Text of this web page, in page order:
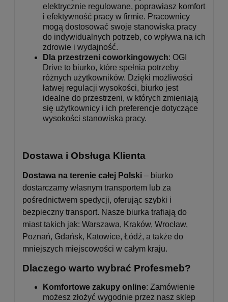
elektrycznie regulowane, poprawiasz komfort
i efektywność pracy w firmie. Pracownicy
mogą dostosować swoje stanowiska pracy
do indywidualnych potrzeb, co wpływa na ich
zdrowie i wydajność.
Dla przestrzeni coworkingowych: OGI
Drive to biurko, które spełnia potrzeby
różnych użytkowników. Dzięki możliwości
łatwej regulacji wysokości, biurko jest
idealne do przestrzeni, w których zmieniają
się użytkownicy i ich preferencje dotyczące
wysokości stanowiska pracy.
Dostawa i Obsługa Klienta
Dostawa na terenie całej Polski – biurko
dostarczamy własnym transportem lub za
pośrednictwem spedycji, oferując szybki i
bezpieczny transport. Nasze biurka trafiają do
miast takich jak: Warszawa, Kraków, Wrocław,
Poznań, Gdańsk, Katowice, Łódź, a także do
mniejszych miejscowości w całym kraju.
Dlaczego warto wybrać Profesmeb?
Komfortowe zakupy online: Zamówienie
możesz złożyć wygodnie przez nasz sklep